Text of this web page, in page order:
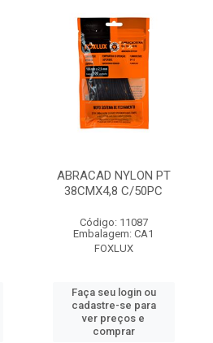
ABRACAD NYLON PT
38CMX4,8 C/50PC
Código: 11087
Embalagem: CA1
FOXLUX
Faça seu login ou
cadastre-se para
ver preços e
comprar